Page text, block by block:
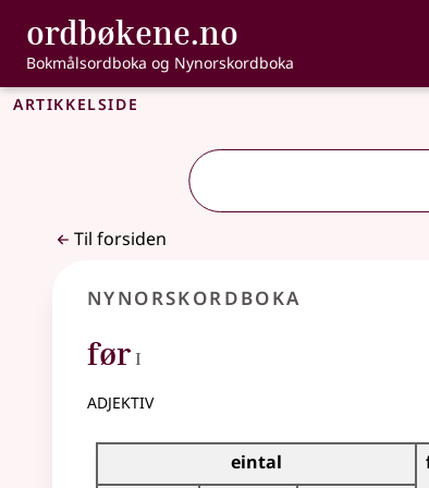
Gå til hovedinnhold
Tilgjengelighet
ordbøkene.no ,
Bokmålsordboka og Nynorskordboka
Artikkelside
Til forsiden
Nynorskordboka
før I
adjektiv
Bøyningstabell for dette adjektivet
eintal